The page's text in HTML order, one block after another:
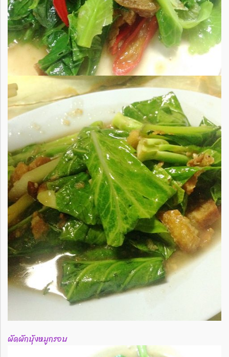
ผัดผักบุ้งหมูกรอบ